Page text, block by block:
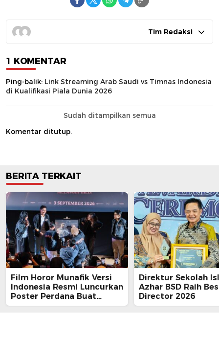
Tim Redaksi
1 KOMENTAR
Ping-balik: Link Streaming Arab Saudi vs Timnas Indonesia
di Kualifikasi Piala Dunia 2026
Sudah ditampilkan semua
Komentar ditutup.
BERITA TERKAIT
Film Horor Munafik Versi
Indonesia Resmi Luncurkan
Poster Perdana Buat
Kesan Spiritual Religi
Direktur Sekolah
Azhar BSD Raih
Director 2026